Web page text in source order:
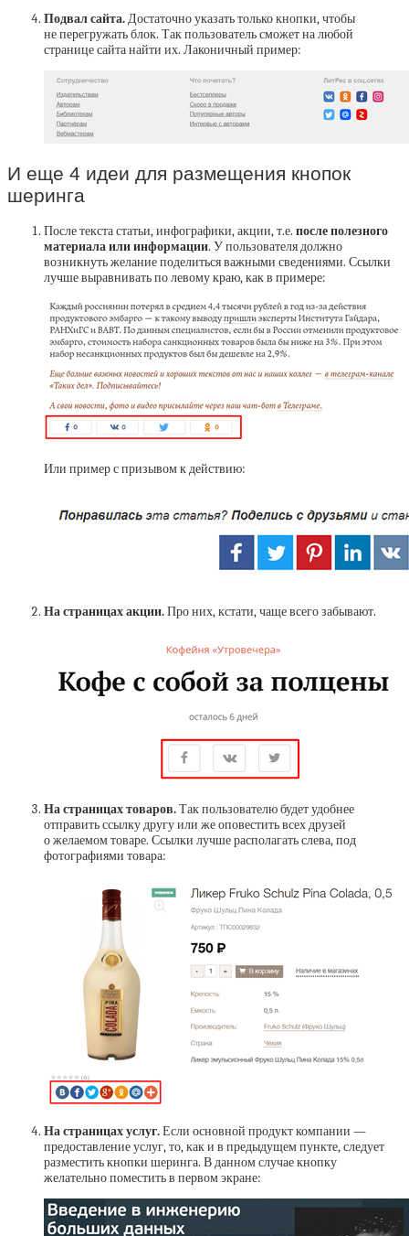
Подвал сайта.Достаточно указать только кнопки, чтобы
не перегружать блок. Так пользователь сможет на любой
странице сайта найти их. Лаконичный пример:
И еще 4 идеи для размещения кнопок
шеринга
После текста статьи, инфографики, акции, т.е. после полезного
материала или информации. У пользователя должно
возникнуть желание поделиться важными сведениями. Ссылки
лучше выравнивать по левому краю, как в примере:
Или пример с призывом к действию:
На страницах акции.Про них, кстати, чаще всего забывают.
На страницах товаров.Так пользователю будет удобнее
отправить ссылку другу или же оповестить всех друзей
о желаемом товаре. Ссылки лучше располагать слева, под
фотографиями товара:
На страницах услуг.Если основной продукт компании —
предоставление услуг, то, как и в предыдущем пункте, следует
разместить кнопки шеринга. В данном случае кнопку
желательно поместить в первом экране: